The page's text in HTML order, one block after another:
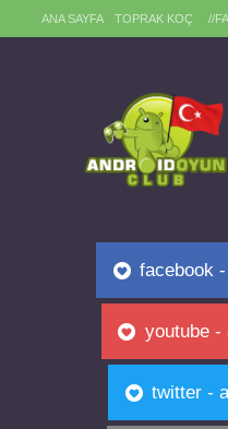
ANA SAYFA TOPRAK KOÇ //
facebook
youtube -
twitter -